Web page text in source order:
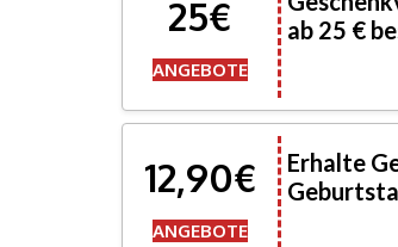
25€
ANGEBOTE
ab 25 €
12,90€
ANGEBOTE
Erhalte